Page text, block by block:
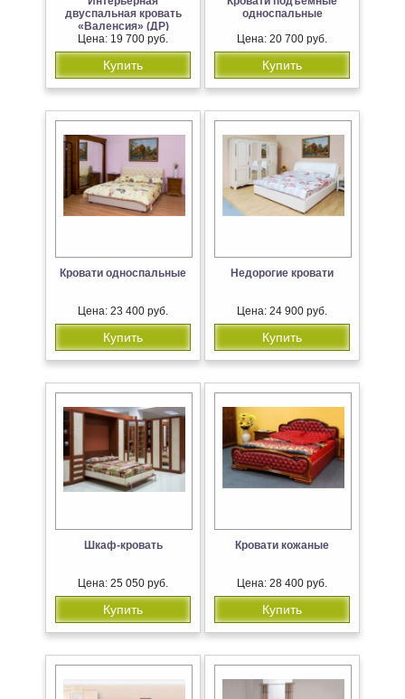
двуспальная кровать
«Валенсия» (ДР)
Цена: 19 700 руб.
Купить
односпальные
Цена: 20 700 руб.
Купить
Кровати односпальные
Цена: 23 400 руб.
Купить
Недорогие кровати
Цена: 24 900 руб.
Купить
Шкаф-кровать
Цена: 25 050 руб.
Купить
Кровати кожаные
Цена: 28 400 руб.
Купить